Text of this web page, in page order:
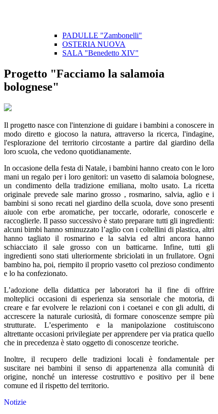
PADULLE "Zambonelli"
OSTERIA NUOVA
SALA "Benedetto XIV"
Progetto "Facciamo la salamoia
bolognese"
Il progetto nasce con l'intenzione di guidare i bambini a conoscere in
modo diretto e giocoso la natura, attraverso la ricerca, l'indagine,
l'esplorazione del territorio circostante a partire dal giardino della
loro scuola, che vedono quotidianamente.
In occasione della festa di Natale, i bambini hanno creato con le loro
mani un regalo per i loro genitori: un vasetto di salamoia bolognese,
un condimento della tradizione emiliana, molto usato. La ricetta
originale prevede sale marino grosso , rosmarino, salvia, aglio e i
bambini si sono recati nel giardino della scuola, dove sono presenti
aiuole con erbe aromatiche, per toccarle, odorarle, conoscerle e
raccoglierle. Il passo successivo è stato preparare tutti gli ingredienti:
alcuni bimbi hanno sminuzzato l’aglio con i coltellini di plastica, altri
hanno tagliato il rosmarino e la salvia ed altri ancora hanno
schiacciato il sale grosso con un batticarne. Infine, tutti gli
ingredienti sono stati ulteriormente sbriciolati in un frullatore. Ogni
bambino ha, poi, riempito il proprio vasetto col prezioso condimento
e lo ha confezionato.
L’adozione della didattica per laboratori ha il fine di offrire
molteplici occasioni di esperienza sia sensoriale che motoria, di
creare e far evolvere le relazioni con i coetanei e con gli adulti, di
accrescere la naturale curiosità, di formare conoscenze sempre più
strutturate. L’esperimento e la manipolazione costituiscono
altrettante occasioni privilegiate per apprendere per via pratica quello
che in precedenza è stato oggetto di conoscenze teoriche.
Inoltre, il recupero delle tradizioni locali è fondamentale per
suscitare nei bambini il senso di appartenenza alla comunità di
origine, nonché un interesse costruttivo e positivo per il bene
comune ed il rispetto del territorio.
Notizie